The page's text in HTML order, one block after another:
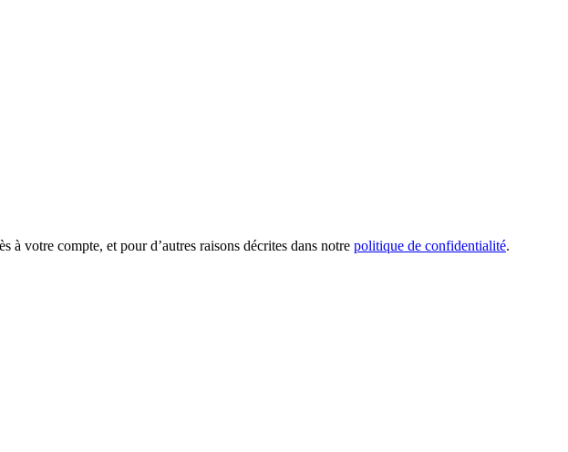
à votre compte, et pour d’autres raisons décrites dans notre politique de confidentialité.